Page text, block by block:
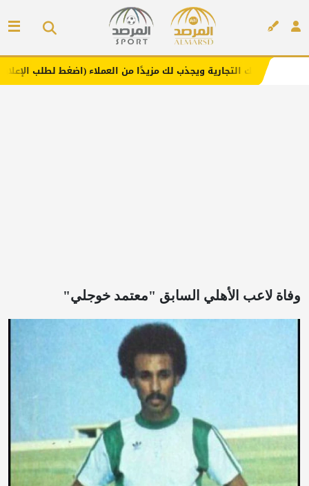
ويجذب لك مزيدًا من العملاء (اضغط لطلب الإعلان)
وفاة لاعب الأهلي السابق "معتمد خوجلي"